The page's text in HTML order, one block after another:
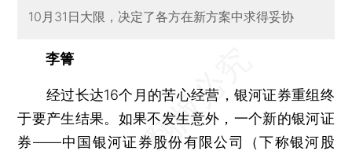
10月31日大限，决定了各方在新方案中求得妥协
李箐
经过长达16个月的苦心经营，银河证券重组终
于要产生结果。如果不发生意外，一个新的银河证
券——中国银河证券股份有限公司（下称银河股